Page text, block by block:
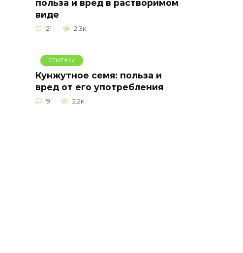
польза и вред в растворимом
виде
21 2.3к.
СЕМЕЧКИ
Кунжутное семя: польза и
вред от его употребления
9 2.2к.